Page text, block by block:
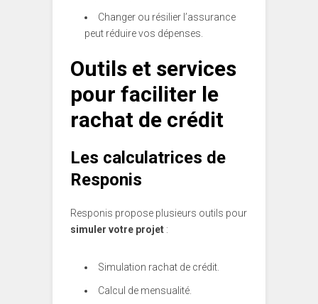
Changer ou résilier l’assurance
peut réduire vos dépenses.
Outils et services
pour faciliter le
rachat de crédit
Les calculatrices de
Responis
Responis propose plusieurs outils pour
simuler votre projet :
Simulation rachat de crédit.
Calcul de mensualité.